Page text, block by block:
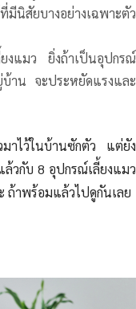
นิสัยบางอย่างเฉพาะตัว
ยงแมว ยิ่งถ้าเป็นอุปกรณ์
บ้าน จะประหยัดแรงและ
าไว้ในบ้านซักตัว แต่ยัง
ล้วกับ 8 อุปกรณ์เลี้ยงแมว
ถ้าพร้อมแล้วไปดูกันเลย